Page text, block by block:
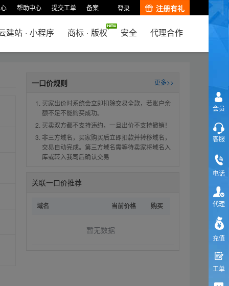
帮助中心 提交工单 备案 登录 注册有礼
建站 · 小程序 商标 · 版权 安全 代理合作
一口价规则 更多>>
买家出价时系统会立即扣除交易全款，若账户余
额不足不能购买成功。
买卖双方都不支持违约，一旦出价不支持撤销！
非三方域名，买家购买后立即扣款并转移域名，
交易自动完成。第三方域名需等待卖家将域名入
库或转入我司后确认交易
关联一口价推荐
域名 当前价格 购买
暂无数据
会员
客服
电话
代理
充值
工单